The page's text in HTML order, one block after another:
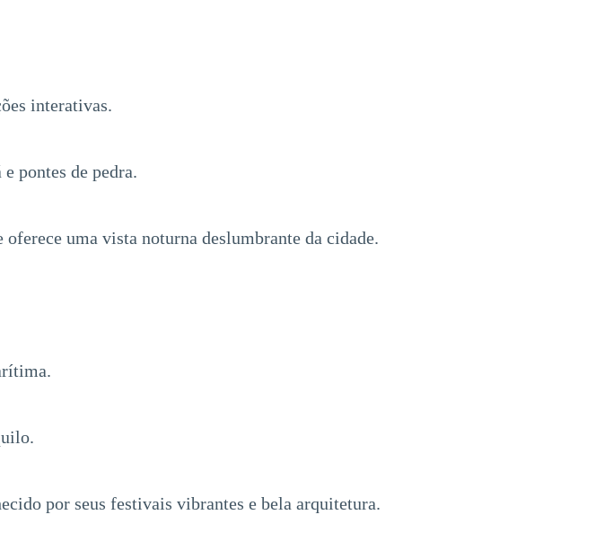
interativas.
pontes de pedra.
uma vista noturna deslumbrante da cidade.
por seus festivais vibrantes e bela arquitetura.